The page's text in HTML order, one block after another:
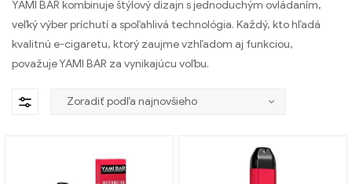
YAMI BAR kombinuje štýlový dizajn s jednoduchým ovládaním,
veľký výber príchutí a spoľahlivá technológia. Každý, kto hľadá
kvalitnú e-cigaretu, ktorý zaujme vzhľadom aj funkciou,
považuje YAMI BAR za vynikajúcu voľbu.